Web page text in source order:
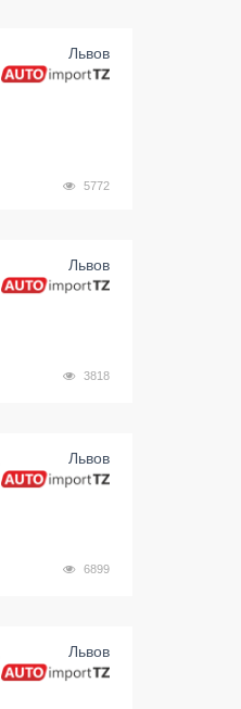
Львов
5772
Львов
3818
Львов
6899
Львов